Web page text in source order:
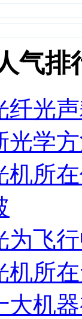
气排
纤光
光学
机所
为飞
机所
大机